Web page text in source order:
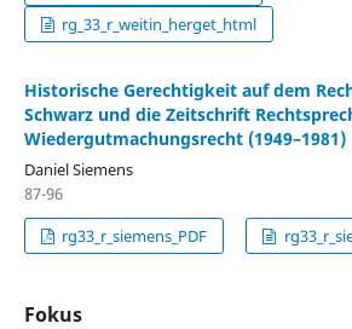
rg_33_r_weitin_herget_html
Historische Gerechtigkeit auf dem
Schwarz und die Zeitschrift
Wiedergutmachungsrecht (1949–1981)
Daniel Siemens
87-96
rg33_r_siemens_PDF
Fokus